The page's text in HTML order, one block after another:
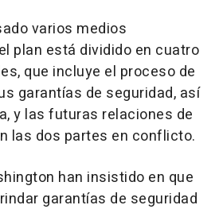
varios medios
plan está dividido en cuatro
que incluye el proceso de
garantías de seguridad, así
y las futuras relaciones de
las dos partes en conflicto.
han insistido en que
garantías de seguridad